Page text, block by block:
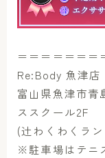
＝＝＝＝＝＝＝
Re:Body 魚津店
富山県魚津市
ススクール2F
(辻わくわくラ
※駐車場はテニ